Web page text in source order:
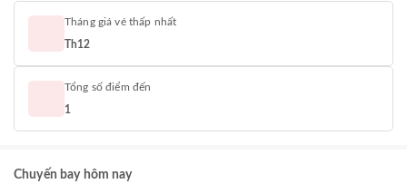
Tháng giá vé thấp nhất
Th12
Tổng số điểm đến
1
Chuyến bay hôm nay